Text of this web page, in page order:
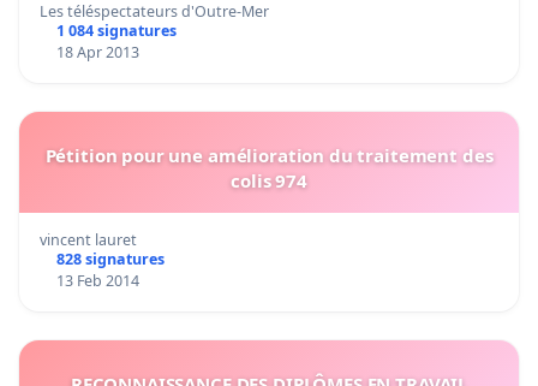
Les téléspectateurs d'Outre-Mer
1 084 signatures
18 Apr 2013
Pétition pour une amélioration du traitement des
colis 974
vincent lauret
828 signatures
13 Feb 2014